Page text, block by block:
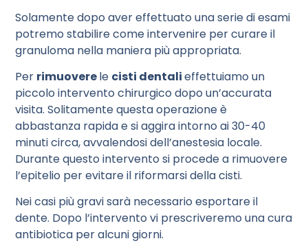
Solamente dopo aver effettuato una serie di esami
potremo stabilire come intervenire per curare il
granuloma nella maniera più appropriata.
Per rimuoverele cisti dentalieffettuiamo un
piccolo intervento chirurgico dopo un’accurata
visita. Solitamente questa operazione è
abbastanza rapida e si aggira intorno ai 30-40
minuti circa, avvalendosi dell’anestesia locale.
Durante questo intervento si procede a rimuovere
l’epitelio per evitare il riformarsi della cisti.
Nei casi più gravi sarà necessario esportare il
dente. Dopo l’intervento vi prescriveremo una cura
antibiotica per alcuni giorni.